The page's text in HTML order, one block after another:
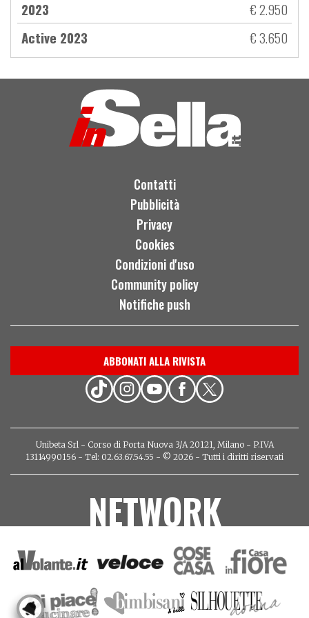
2023
€ 2.950
Active 2023
€ 3.650
Contatti
Pubblicità
Privacy
Cookies
Condizioni d'uso
Community policy
Notifiche push
ABBONATI ALLA RIVISTA
Unibeta Srl - Corso di Porta Nuova 3/A 20121, Milano - P.IVA
13114990156 - Tel: 02.63.67.54.55 - © 2026 - Tutti i diritti riservati
NETWORK